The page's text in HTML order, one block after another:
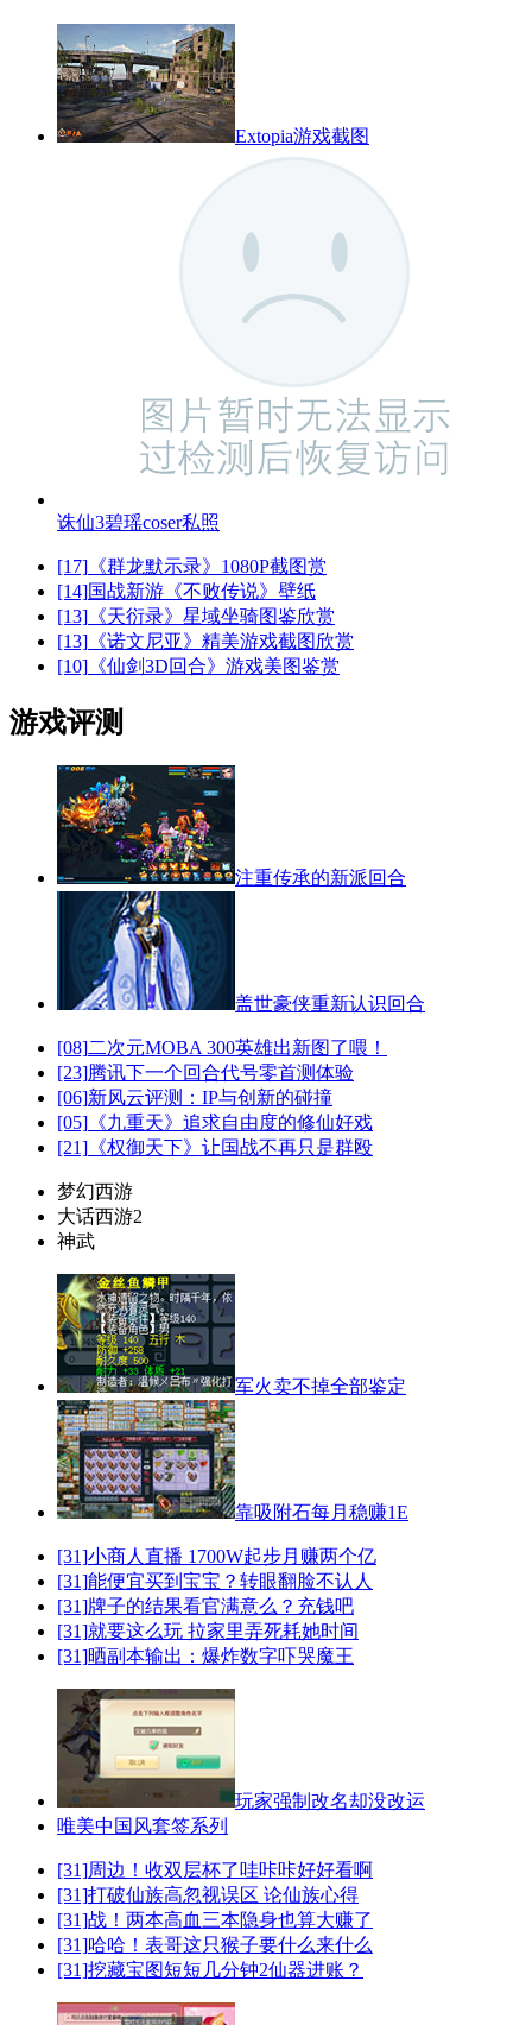
Extopia游戏截图
诛仙3碧瑶coser私照
[17] 《群龙默示录》1080P截图赏
[14]国战新游《不败传说》壁纸
[13] 《天衍录》星域坐骑图鉴欣赏
[13] 《诺文尼亚》精美游戏截图欣赏
[10] 《仙剑3D回合》游戏美图鉴赏
游戏评测
注重传承的新派回合
盖世豪侠重新认识回合
[08]二次元MOBA 300英雄出新图了喂！
[23]腾讯下一个回合代号零首测体验
[06]新风云评测：IP与创新的碰撞
[05] 《九重天》追求自由度的修仙好戏
[21] 《权御天下》让国战不再只是群殴
梦幻西游
大话西游2
神武
军火卖不掉全部鉴定
靠吸附石每月稳赚1E
[31]小商人直播 1700W起步月赚两个亿
[31]能便宜买到宝宝？转眼翻脸不认人
[31]牌子的结果看官满意么？充钱吧
[31]就要这么玩 拉家里弄死耗她时间
[31]晒副本输出：爆炸数字吓哭魔王
玩家强制改名却没改运
唯美中国风套签系列
[31]周边！收双层杯了哇咔咔好好看啊
[31]打破仙族高忽视误区 论仙族心得
[31]战！两本高血三本隐身也算大赚了
[31]哈哈！表哥这只猴子要什么来什么
[31]挖藏宝图短短几分钟2仙器进账？